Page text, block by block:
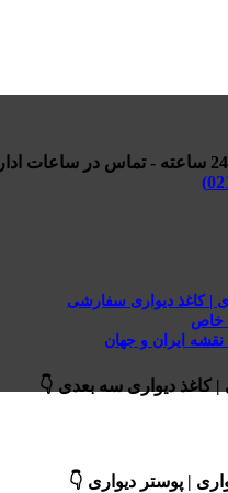
| کاغذ دیواری سه بعدی 👇
| پوستر دیواری 👇